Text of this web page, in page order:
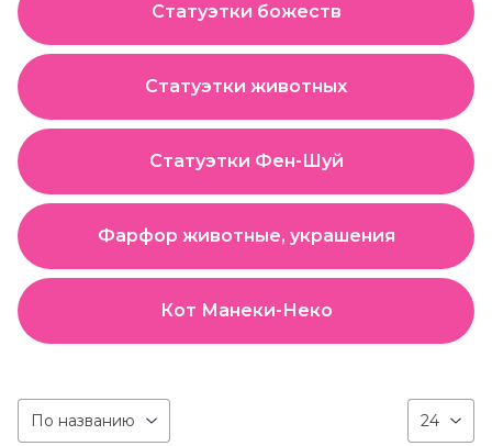
Статуэтки божеств
Статуэтки животных
Статуэтки Фен-Шуй
Фарфор животные, украшения
Кот Манеки-Неко
По названию 24